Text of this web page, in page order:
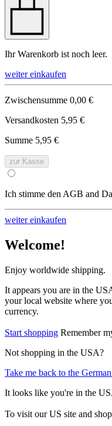
Ihr Warenkorb ist noch leer.
weiter einkaufen
Zwischensumme 0,00 €
Versandkosten 5,95 €
Summe 5,95 €
zur Kasse
Ich stimme den AGB and
weiter einkaufen
Welcome!
Enjoy worldwide shipping.
It appears you are in the
your local website where
currency.
Start shopping Remember
Not shopping in the USA?
Take me back to the
It looks like you're in the
To visit our US site and